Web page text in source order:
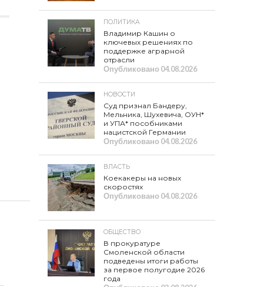
ПОЛИТИКА
Владимир Кашин о
ключевых решениях по
поддержке аграрной
отрасли
Опубликовано04.08.2026
НОВОСТИ
Суд признал Бандеру,
Мельника, Шухевича, ОУН*
и УПА* пособниками
нацистской Германии
Опубликовано04.08.2026
ВЛАСТЬ
Коекакеры на новых
скоростях
Опубликовано04.08.2026
ОБЩЕСТВО
В прокуратуре
Смоленской области
подведены итоги работы
за первое полугодие 2026
года